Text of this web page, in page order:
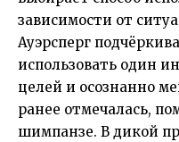
зависимости от
Ауэрсперг
использовать один
целей и осознанно
ранее отмечалась,
шимпанзе. В дикой